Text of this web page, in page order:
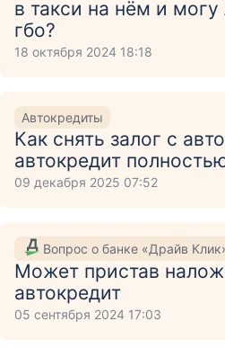
в такси на нём и могу
гбо?
18 октября 2024 18:18
Автокредиты
Как снять залог с
автокредит
09 декабря 2025 07:52
Вопрос о банке «Драйв
Может пристав
автокредит
05 сентября 2024 17:03